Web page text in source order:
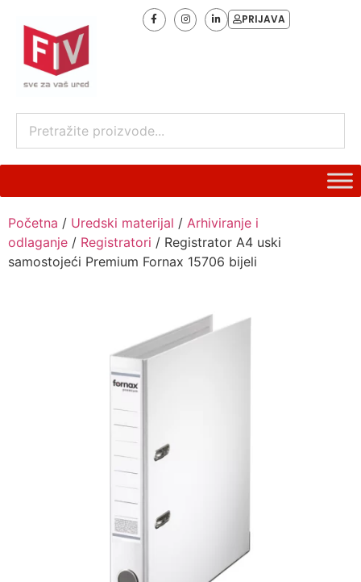
PRIJAVA
Početna / Uredski materijal / Arhiviranje i
odlaganje / Registratori / Registrator A4 uski
samostojeći Premium Fornax 15706 bijeli